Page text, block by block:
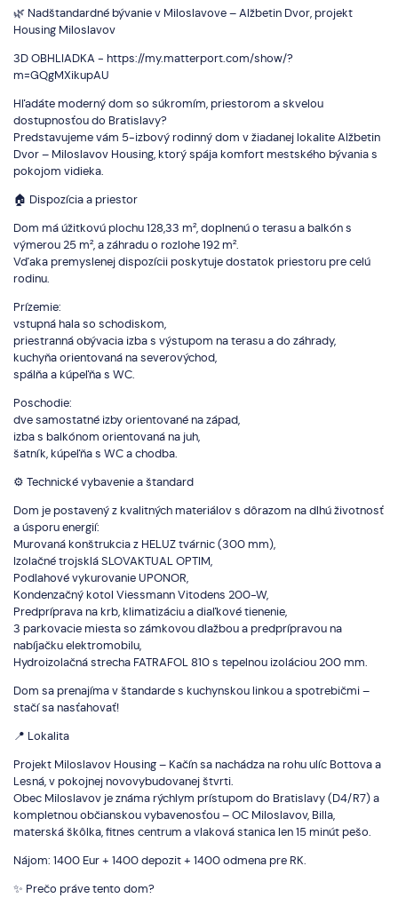
🌿 Nadštandardné bývanie v Miloslavove – Alžbetin Dvor, projekt
Housing Miloslavov
3D OBHLIADKA - https://my.matterport.com/show/?
m=GQgMXikupAU
Hľadáte moderný dom so súkromím, priestorom a skvelou
dostupnosťou do Bratislavy?
Predstavujeme vám 5-izbový rodinný dom v žiadanej lokalite Alžbetin
Dvor – Miloslavov Housing, ktorý spája komfort mestského bývania s
pokojom vidieka.
🏠 Dispozícia a priestor
Dom má úžitkovú plochu 128,33 m², doplnenú o terasu a balkón s
výmerou 25 m², a záhradu o rozlohe 192 m².
Vďaka premyslenej dispozícii poskytuje dostatok priestoru pre celú
rodinu.
Prízemie:
vstupná hala so schodiskom,
priestranná obývacia izba s výstupom na terasu a do záhrady,
kuchyňa orientovaná na severovýchod,
spálňa a kúpeľňa s WC.
Poschodie:
dve samostatné izby orientované na západ,
izba s balkónom orientovaná na juh,
šatník, kúpeľňa s WC a chodba.
⚙️ Technické vybavenie a štandard
Dom je postavený z kvalitných materiálov s dôrazom na dlhú životnosť
a úsporu energií:
Murovaná konštrukcia z HELUZ tvárnic (300 mm),
Izolačné trojsklá SLOVAKTUAL OPTIM,
Podlahové vykurovanie UPONOR,
Kondenzačný kotol Viessmann Vitodens 200-W,
Predpríprava na krb, klimatizáciu a diaľkové tienenie,
3 parkovacie miesta so zámkovou dlažbou a predprípravou na
nabíjačku elektromobilu,
Hydroizolačná strecha FATRAFOL 810 s tepelnou izoláciou 200 mm.
Dom sa prenajíma v štandarde s kuchynskou linkou a spotrebičmi –
stačí sa nasťahovať!
📍 Lokalita
Projekt Miloslavov Housing – Kačín sa nachádza na rohu ulíc Bottova a
Lesná, v pokojnej novovybudovanej štvrti.
Obec Miloslavov je známa rýchlym prístupom do Bratislavy (D4/R7) a
kompletnou občianskou vybavenosťou – OC Miloslavov, Billa,
materská škôlka, fitnes centrum a vlaková stanica len 15 minút pešo.
Nájom: 1400 Eur + 1400 depozit + 1400 odmena pre RK.
✨ Prečo práve tento dom?